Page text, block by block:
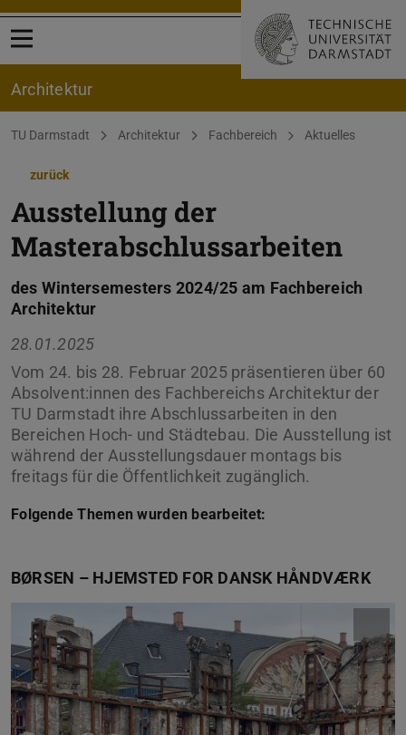
Menü öffnen
Architektur
Sie befinden sich hier:
TU Darmstadt Architektur Fachbereich Aktuelles
zurück
Ausstellung der
Masterabschlussarbeiten
des Wintersemesters 2024/25 am Fachbereich
Architektur
28.01.2025
Vom 24. bis 28. Februar 2025 präsentieren über 60
Absolvent:innen des Fachbereichs Architektur der
TU Darmstadt ihre Abschlussarbeiten in den
Bereichen Hoch- und Städtebau. Die Ausstellung ist
während der Ausstellungsdauer montags bis
freitags für die Öffentlichkeit zugänglich.
Folgende Themen wurden bearbeitet:
BØRSEN – HJEMSTED FOR DANSK HÅNDVÆRK